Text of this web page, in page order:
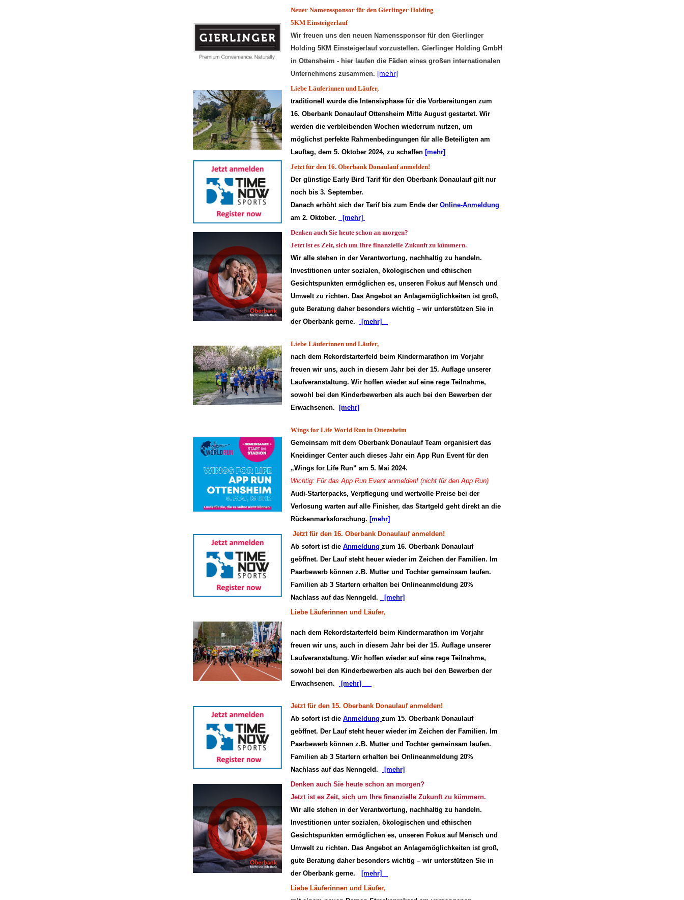
Neuer Namenssponsor für den Gierlinger Holding
5KM Einsteigerlauf
Wir freuen uns den neuen Namenssponsor für den Gierlinger
Holding 5KM Einsteigerlauf vorzustellen. Gierlinger Holding GmbH
in Ottensheim - hier laufen die Fäden eines großen internationalen
Unternehmens zusammen. [mehr]
Liebe Läuferinnen und Läufer,
traditionell wurde die Intensivphase für die Vorbereitungen zum
16. Oberbank Donaulauf Ottensheim Mitte August gestartet. Wir
werden die verbleibenden Wochen wiederrum nutzen, um
möglichst perfekte Rahmenbedingungen für alle Beteiligten am
Lauftag, dem 5. Oktober 2024, zu schaffen [mehr]
Jetzt für den 16. Oberbank Donaulauf anmelden!
Der günstige Early Bird Tarif für den Oberbank Donaulauf gilt nur
noch bis 3. September.
Danach erhöht sich der Tarif bis zum Ende der Online-Anmeldung
am 2. Oktober.
[mehr]
Denken auch Sie heute schon an morgen?
Jetzt ist es Zeit, sich um Ihre finanzielle Zukunft zu kümmern.
Wir alle stehen in der Verantwortung, nachhaltig zu handeln.
Investitionen unter sozialen, ökologischen und ethischen
Gesichtspunkten ermöglichen es, unseren Fokus auf Mensch und
Umwelt zu richten. Das Angebot an Anlagemög­lichkeiten ist groß,
gute Beratung daher besonders wichtig – wir unterstützen Sie in
der Oberbank gerne.
[mehr]
Liebe Läuferinnen und Läufer,
nach dem Rekordstarterfeld beim Kindermarathon im Vorjahr
freuen wir uns, auch in diesem Jahr bei der 15. Auflage unserer
Laufveranstaltung. Wir hoffen wieder auf eine rege Teilnahme,
sowohl bei den Kinderbewerben als auch bei den Bewerben der
Erwachsenen.
[mehr]
Wings for Life World Run in Ottensheim
Gemeinsam mit dem Oberbank Donaulauf Team organisiert das
Kneidinger Center auch dieses Jahr ein App Run Event für den
„Wings for Life Run“ am 5. Mai 2024.
Wichtig: Für das App Run Event anmelden! (nicht für den App Run)
Audi-Starterpacks, Verpflegung und wertvolle Preise bei der
Verlosung warten auf alle Finisher, das Startgeld geht direkt an die
Rückenmarksforschung. [mehr]
Jetzt für den 16. Oberbank Donaulauf anmelden!
Ab sofort ist die Anmeldung zum 16. Oberbank Donaulauf
geöffnet. Der Lauf steht heuer wieder im Zeichen der Familien. Im
Paarbewerb können z.B. Mutter und Tochter gemeinsam laufen.
Familien ab 3 Startern erhalten bei Onlineanmeldung 20%
Nachlass auf das Nenngeld.
[mehr]
Liebe Läuferinnen und Läufer,
nach dem Rekordstarterfeld beim Kindermarathon im Vorjahr
freuen wir uns, auch in diesem Jahr bei der 15. Auflage unserer
Laufveranstaltung. Wir hoffen wieder auf eine rege Teilnahme,
sowohl bei den Kinderbewerben als auch bei den Bewerben der
Erwachsenen.
[mehr]
Jetzt für den 15. Oberbank Donaulauf anmelden!
Ab sofort ist die Anmeldung zum 15. Oberbank Donaulauf
geöffnet. Der Lauf steht heuer wieder im Zeichen der Familien. Im
Paarbewerb können z.B. Mutter und Tochter gemeinsam laufen.
Familien ab 3 Startern erhalten bei Onlineanmeldung 20%
Nachlass auf das Nenngeld.
[mehr]
Denken auch Sie heute schon an morgen?
Jetzt ist es Zeit, sich um Ihre finanzielle Zukunft zu kümmern.
Wir alle stehen in der Verantwortung, nachhaltig zu handeln.
Investitionen unter sozialen, ökologischen und ethischen
Gesichtspunkten ermöglichen es, unseren Fokus auf Mensch und
Umwelt zu richten. Das Angebot an Anlagemög­lichkeiten ist groß,
gute Beratung daher besonders wichtig – wir unterstützen Sie in
der Oberbank gerne.
[mehr]
Liebe Läuferinnen und Läufer,